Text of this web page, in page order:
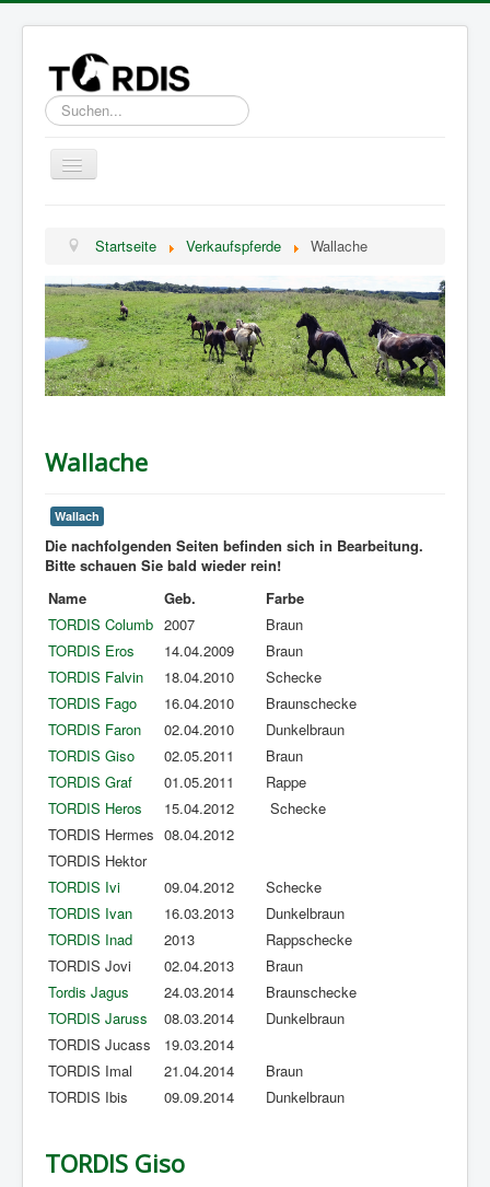
Suchen...
Toggle
Verkaufspferde
FAQ
Kontakt & Impressum
Startseite Verkaufspferde Wallache
Wallache
Wallach
Die nachfolgenden Seiten befinden sich in Bearbeitung.
Bitte schauen Sie bald wieder rein!
Name
Geb.
Farbe
TORDIS Columb 2007
Braun
TORDIS Eros
14.04.2009
Braun
TORDIS Falvin
18.04.2010
Schecke
TORDIS Fago
16.04.2010
Braunschecke
TORDIS Faron
02.04.2010
Dunkelbraun
TORDIS Giso
02.05.2011
Braun
TORDIS Graf
01.05.2011
Rappe
TORDIS Heros
15.04.2012
Schecke
TORDIS Hermes 08.04.2012
TORDIS Hektor
TORDIS Ivi
09.04.2012
Schecke
TORDIS Ivan
16.03.2013
Dunkelbraun
TORDIS Inad
2013
Rappschecke
TORDIS Jovi
02.04.2013
Braun
Tordis Jagus
24.03.2014
Braunschecke
TORDIS Jaruss
08.03.2014
Dunkelbraun
TORDIS Jucass
19.03.2014
TORDIS Imal
21.04.2014
Braun
TORDIS Ibis
09.09.2014 Dunkelbraun
TORDIS Giso